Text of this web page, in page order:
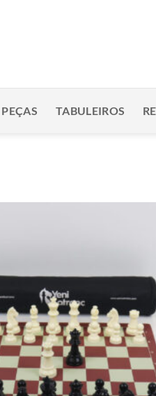
PEÇAS TABULEIROS